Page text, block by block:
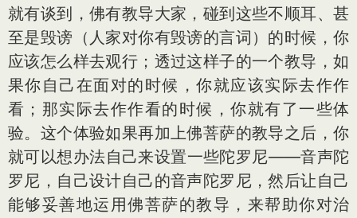
就有谈到，佛有教导大家，碰到这些不顺耳、甚
至是毁谤（人家对你有毁谤的言词）的时候，你
应该怎么样去观行；透过这样子的一个教导，如
果你自己在面对的时候，你就应该实际去作作
看；那实际去作作看的时候，你就有了一些体
验。这个体验如果再加上佛菩萨的教导之后，你
就可以想办法自己来设置一些陀罗尼——音声陀
罗尼，自己设计自己的音声陀罗尼，然后让自己
能够妥善地运用佛菩萨的教导，来帮助你对治